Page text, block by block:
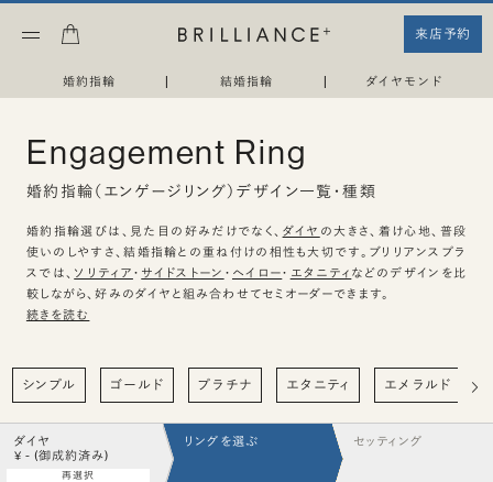
来店予約
婚約指輪 | 結婚指輪 | ダイヤモンド
Engagement Ring
婚約指輪（エンゲージリング）デザイン一覧・種類
婚約指輪選びは、見た目の好みだけでなく、 ダイヤ の大きさ、着け心地、普段
使いのしやすさ、結婚指輪との重ね付けの相性も大切です。ブリリアンスプラ
スでは、 ソリティア ・ サイドストーン ・ ヘイロー・ エタニティ などのデザインを比
較しながら、好みのダイヤと組み合わせてセミオーダーできます。
続きを読む
シンプル ゴールド プラチナ エタニティ エメラルド
ダイヤ
¥ - (御成約済み)
再選択
リングを選ぶ セッティング